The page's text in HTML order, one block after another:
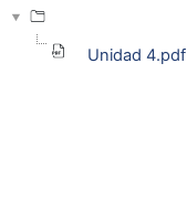
Unidad 4.pdf